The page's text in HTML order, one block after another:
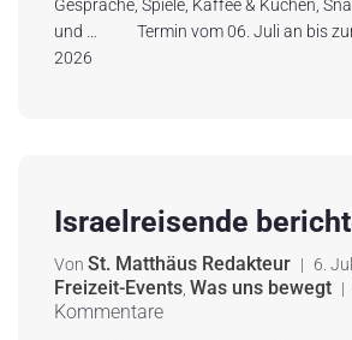
Gespräche, Spiele, Kaffee & Kuchen,
und … Termin vom 06. Juli an bis
2026
Israelreisende
Von St. Matthäus Redakteur | 6.
Freizeit-Events Was uns bewegt |
Kommentare